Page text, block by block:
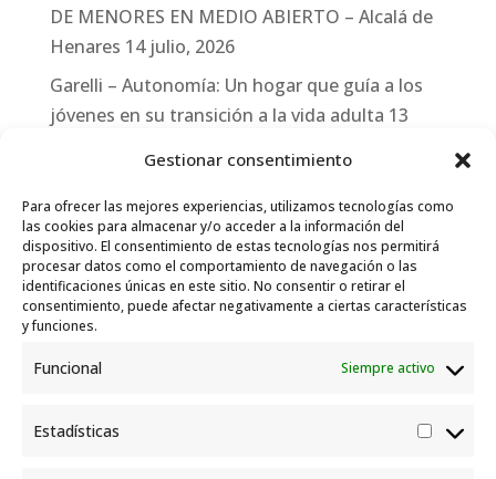
Gestionar consentimiento
Para ofrecer las mejores experiencias, utilizamos tecnologías como
las cookies para almacenar y/o acceder a la información del
dispositivo. El consentimiento de estas tecnologías nos permitirá
procesar datos como el comportamiento de navegación o las
identificaciones únicas en este sitio. No consentir o retirar el
consentimiento, puede afectar negativamente a ciertas características
y funciones.
Funcional Siempre activo
Estadísticas
DE MENORES EN MEDIO ABIERTO – Alcalá de
Henares 14 julio, 2026
Garelli – Autonomía: Un hogar que guía a los
jóvenes en su transición a la vida adulta 13
Garelli-Refugio: Acciones de empleo en el
marco del Sistema de Acogida de Protección
Internacional 10 julio, 2026